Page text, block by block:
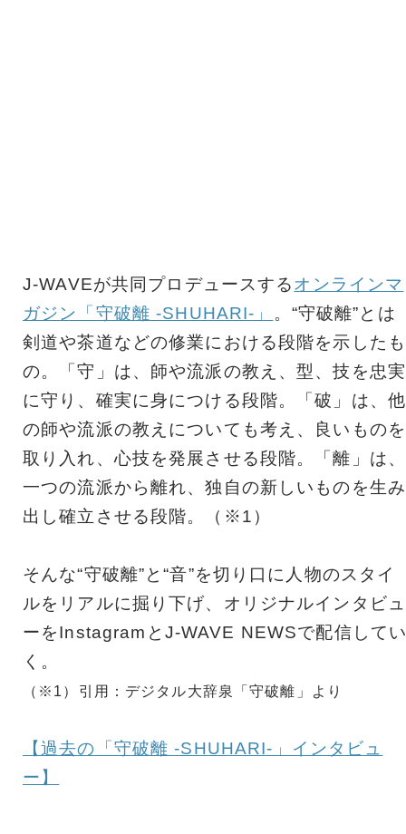
J-WAVEが共同プロデュースするオンラインマ
ガジン「守破離 -SHUHARI-」
。“守破離”とは
剣道や茶道などの修業における段階を示したも
の。「守」は、師や流派の教え、型、技を忠実
に守り、確実に身につける段階。「破」は、他
の師や流派の教えについても考え、良いものを
取り入れ、心技を発展させる段階。「離」は、
一つの流派から離れ、独自の新しいものを生み
出し確立させる段階。（※1）
そんな“守破離”と“音”を切り口に人物のスタイ
ルをリアルに掘り下げ、オリジナルインタビュ
ーをInstagramとJ-WAVE NEWSで配信して
く。
（※1）引用：デジタル大辞泉「守破離」より
【過去の「守破離 -SHUHARI-」インタビュ
ー】